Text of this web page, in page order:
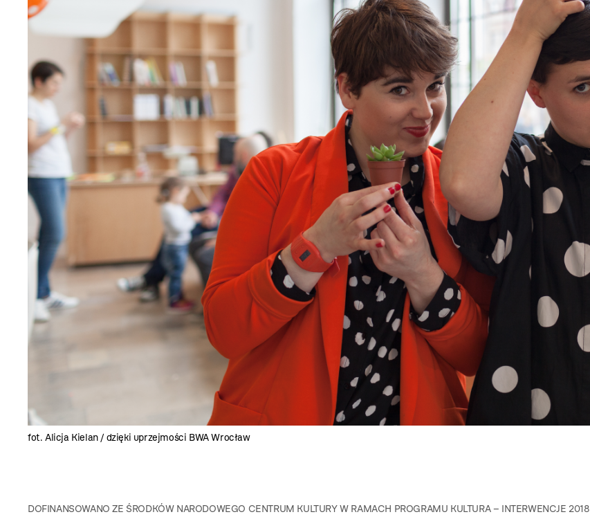
fot. Alicja Kielan / dzięki uprzejmości BWA Wrocław
DOFINANSOWANO ZE ŚRODKÓW NARODOWEGO CENTRUM KULTURY W RAMACH PROGRAMU KULTURA – INTERWENCJE 2018